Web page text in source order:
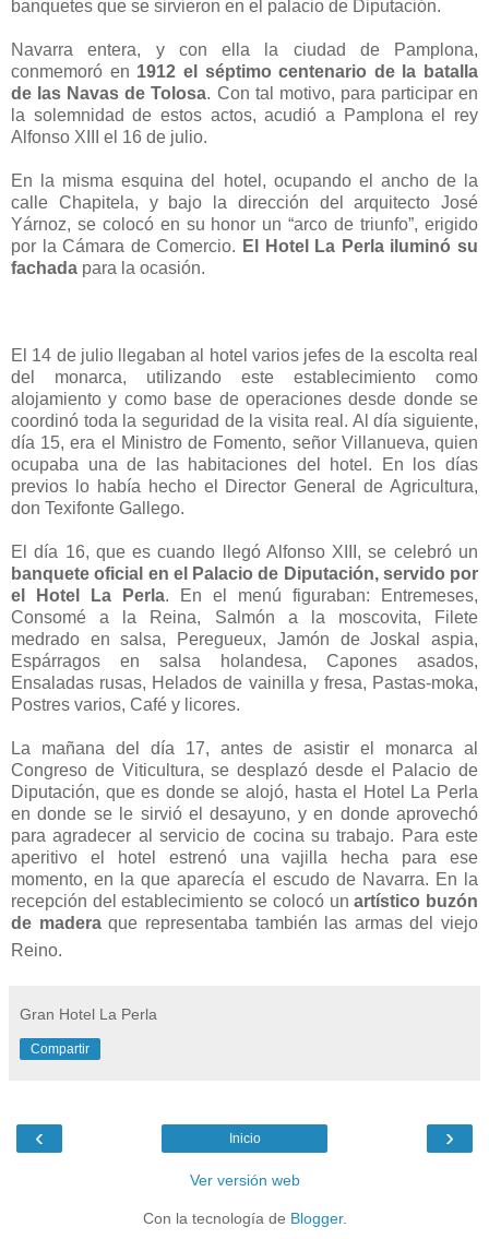
banquetes que se sirvieron en el palacio de Diputación.
Navarra entera, y con ella la ciudad de Pamplona,
conmemoró en 1912 el séptimo centenario de la batalla
de las Navas de Tolosa. Con tal motivo, para participar en
la solemnidad de estos actos, acudió a Pamplona el rey
Alfonso XIII el 16 de julio.
En la misma esquina del hotel, ocupando el ancho de la
calle Chapitela, y bajo la dirección del arquitecto José
Yárnoz, se colocó en su honor un “arco de triunfo”, erigido
por la Cámara de Comercio. El Hotel La Perla iluminó su
fachada para la ocasión.
El 14 de julio llegaban al hotel varios jefes de la escolta real
del monarca, utilizando este establecimiento como
alojamiento y como base de operaciones desde donde se
coordinó toda la seguridad de la visita real. Al día siguiente,
día 15, era el Ministro de Fomento, señor Villanueva, quien
ocupaba una de las habitaciones del hotel. En los días
previos lo había hecho el Director General de Agricultura,
don Texifonte Gallego.
El día 16, que es cuando llegó Alfonso XIII, se celebró un
banquete oficial en el Palacio de Diputación, servido por
el Hotel La Perla. En el menú figuraban: Entremeses,
Consomé a la Reina, Salmón a la moscovita, Filete
medrado en salsa, Peregueux, Jamón de Joskal aspia,
Espárragos en salsa holandesa, Capones asados,
Ensaladas rusas, Helados de vainilla y fresa, Pastas-moka,
Postres varios, Café y licores.
La mañana del día 17, antes de asistir el monarca al
Congreso de Viticultura, se desplazó desde el Palacio de
Diputación, que es donde se alojó, hasta el Hotel La Perla
en donde se le sirvió el desayuno, y en donde aprovechó
para agradecer al servicio de cocina su trabajo. Para este
aperitivo el hotel estrenó una vajilla hecha para ese
momento, en la que aparecía el escudo de Navarra. En la
recepción del establecimiento se colocó unartístico buzón
de maderaque representaba también las armas del viejo
Reino.
Gran Hotel La Perla
Compartir
‹ ›
Inicio
Ver versión web
Con la tecnología de Blogger.